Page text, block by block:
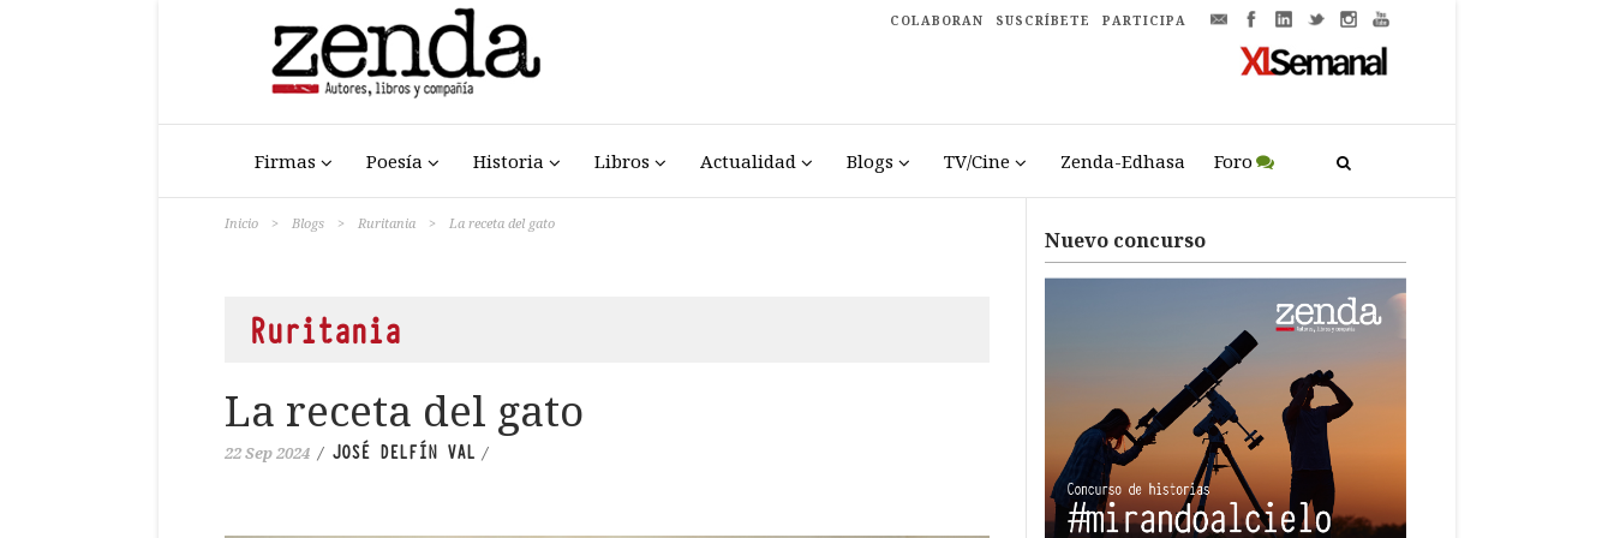
COLABORAN SUSCRÍBETE PARTICIPA
Firmas Poesía Historia Libros Actualidad Blogs TV/Cine Zenda-Edhasa Foro
Inicio > Blogs > Ruritania > La receta del gato
Ruritania
La receta del gato
22 Sep 2024 / JOSÉ DELFÍN VAL /
Nuevo concurso